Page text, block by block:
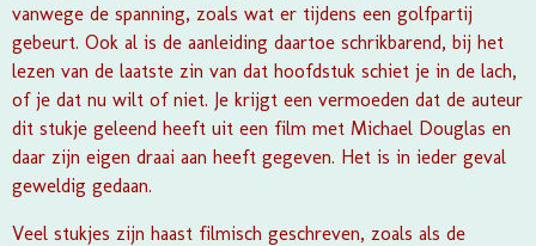
vanwege de spanning, zoals wat er tijdens een golfpartij
gebeurt. Ook al is de aanleiding daartoe schrikbarend, bij het
lezen van de laatste zin van dat hoofdstuk schiet je in de lach,
of je dat nu wilt of niet. Je krijgt een vermoeden dat de auteur
dit stukje geleend heeft uit een film met Michael Douglas en
daar zijn eigen draai aan heeft gegeven. Het is in ieder geval
geweldig gedaan.
Veel stukjes zijn haast filmisch geschreven, zoals als de